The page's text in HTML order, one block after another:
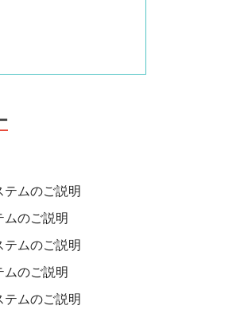
テムのご説明
ムのご説明
テムのご説明
ムのご説明
テムのご説明